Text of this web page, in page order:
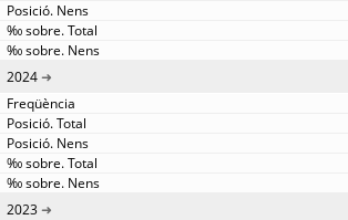
2024
2023